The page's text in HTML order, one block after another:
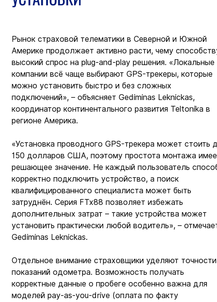
Рынок страховой телематики в Северной и Южной
Америке продолжает активно расти, чему
высокий спрос на plug-and-play решения. «Локальные
компании всё чаще выбирают GPS-трекеры, которые
можно установить быстро и без сложных
подключений», – объясняет Gediminas Leknickas,
координатор континентального развития Teltonika в
регионе Америка.
«Установка проводного GPS-трекера может стоить
150 долларов США, поэтому простота монтажа
решающее значение. Не каждый пользователь
корректно подключить устройство, а поиск
квалифицированного специалиста может быть
затруднён. Серия FTx88 позволяет избежать
дополнительных затрат – такие устройства может
установить практически любой водитель», –
Gediminas Leknickas.
Отдельное внимание страховщики уделяют
показаний одометра. Возможность получать
корректные данные о пробеге особенно важна для
моделей pay-as-you-drive (оплата по факту